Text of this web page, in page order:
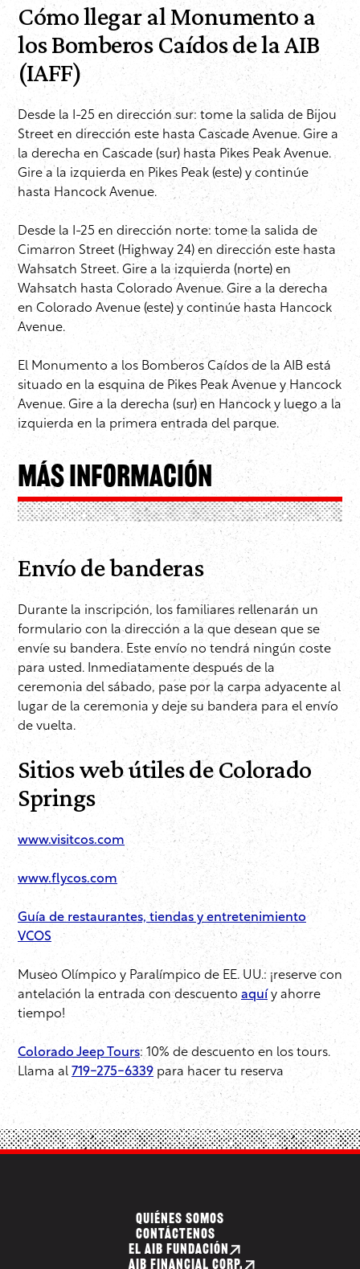
Cómo llegar al Monumento a
los Bomberos Caídos de la AIB
(IAFF)
Desde la I-25 en dirección sur: tome la salida de Bijou
Street en dirección este hasta Cascade Avenue. Gire a
la derecha en Cascade (sur) hasta Pikes Peak Avenue.
Gire a la izquierda en Pikes Peak (este) y continúe
hasta Hancock Avenue.
Desde la I-25 en dirección norte: tome la salida de
Cimarron Street (Highway 24) en dirección este hasta
Wahsatch Street. Gire a la izquierda (norte) en
Wahsatch hasta Colorado Avenue. Gire a la derecha
en Colorado Avenue (este) y continúe hasta Hancock
Avenue.
El Monumento a los Bomberos Caídos de la AIB está
situado en la esquina de Pikes Peak Avenue y Hancock
Avenue. Gire a la derecha (sur) en Hancock y luego a la
izquierda en la primera entrada del parque.
Más información
Envío de banderas
Durante la inscripción, los familiares rellenarán un
formulario con la dirección a la que desean que se
envíe su bandera. Este envío no tendrá ningún coste
para usted. Inmediatamente después de la
ceremonia del sábado, pase por la carpa adyacente al
lugar de la ceremonia y deje su bandera para el envío
de vuelta.
Sitios web útiles de Colorado
Springs
www.visitcos.com
www.flycos.com
Guía de restaurantes, tiendas y entretenimiento
VCOS
Museo Olímpico y Paralímpico de EE. UU.: ¡reserve con
antelación la entrada con descuento aquí y ahorre
tiempo!
Colorado Jeep Tours: 10% de descuento en los tours.
Llama al 719-275-6339 para hacer tu reserva
QUIÉNES SOMOS
CONTÁCTENOS
EL AIB FUNDACIÓN
AIB FINANCIAL CORP.